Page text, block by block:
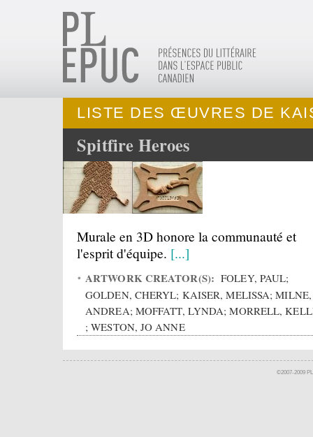
LISTE DES ŒUVRES DE
Spitfire Heroes
Murale en 3D honore la communauté et
l'esprit d'équipe. [...]
ARTWORK CREATOR(S): FOLEY, PAUL;
GOLDEN, CHERYL; KAISER, MELISSA; MILNE,
ANDREA; MOFFATT, LYNDA; MORRELL,
; WESTON, JO ANNE
©2007-2009